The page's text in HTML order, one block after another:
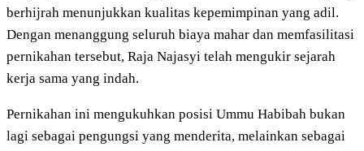
berhijrah menunjukkan kualitas kepemimpinan yang adil.
Dengan menanggung seluruh biaya mahar dan memfasilitasi
pernikahan tersebut, Raja Najasyi telah mengukir sejarah
kerja sama yang indah.
Pernikahan ini mengukuhkan posisi Ummu Habibah bukan
lagi sebagai pengungsi yang menderita, melainkan sebagai